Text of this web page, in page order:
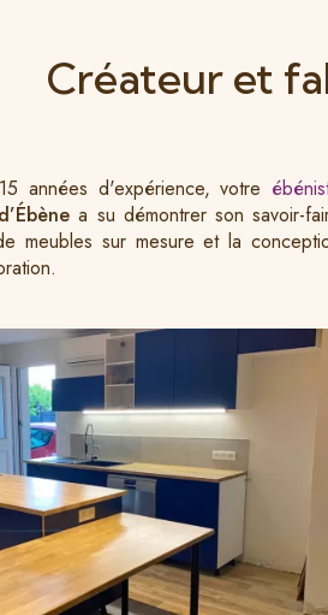
Créateur et
années d'expérience, votre
a su démontrer son savoir-
meubles sur mesure et la